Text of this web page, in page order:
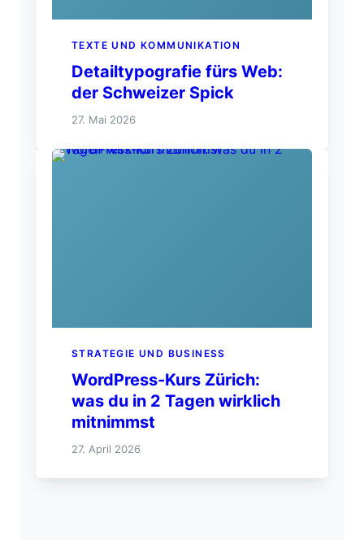
TEXTE UND KOMMUNIKATION
Detailtypografie fürs Web:
der Schweizer Spick
27. Mai 2026
STRATEGIE UND BUSINESS
WordPress-Kurs Zürich:
was du in 2 Tagen wirklich
mitnimmst
27. April 2026